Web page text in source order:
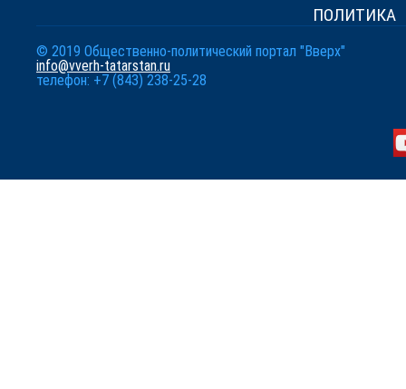
ПОЛИТИКА
© 2019 Общественно-политический портал "Вверх"
info@vverh-tatarstan.ru
телефон: +7 (843) 238-25-28